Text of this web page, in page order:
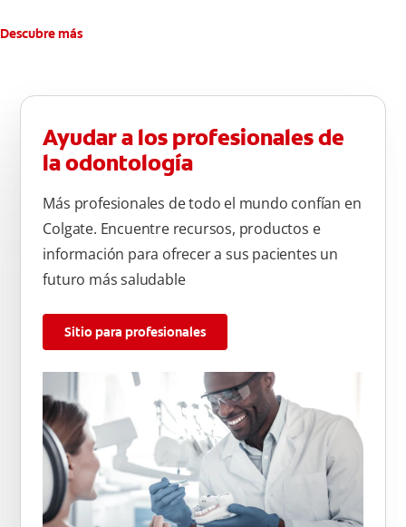
Descubre más
Ayudar a los profesionales de
la odontología
Más profesionales de todo el mundo confían en
Colgate. Encuentre recursos, productos e
información para ofrecer a sus pacientes un
futuro más saludable
Sitio para profesionales